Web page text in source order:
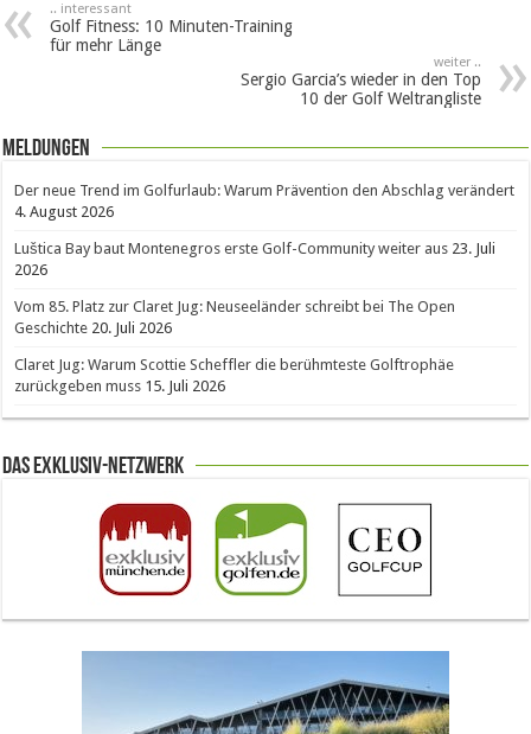
.. interessant
Golf Fitness: 10 Minuten-Training
für mehr Länge
weiter ..
Sergio Garcia’s wieder in den Top
10 der Golf Weltrangliste
Meldungen
Der neue Trend im Golfurlaub: Warum Prävention den Abschlag verändert
4. August 2026
Luštica Bay baut Montenegros erste Golf-Community weiter aus 23. Juli
2026
Vom 85. Platz zur Claret Jug: Neuseeländer schreibt bei The Open
Geschichte 20. Juli 2026
Claret Jug: Warum Scottie Scheffler die berühmteste Golftrophäe
zurückgeben muss 15. Juli 2026
Das Exklusiv-Netzwerk